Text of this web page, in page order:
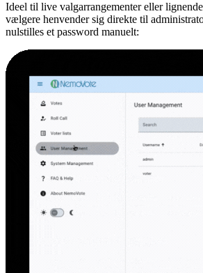
Ideel til live valgarrangementer eller
vælgere henvender sig direkte til
nulstilles et password manuelt: